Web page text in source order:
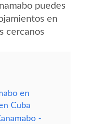
puedes
en
cercanos
en
Cuba
-